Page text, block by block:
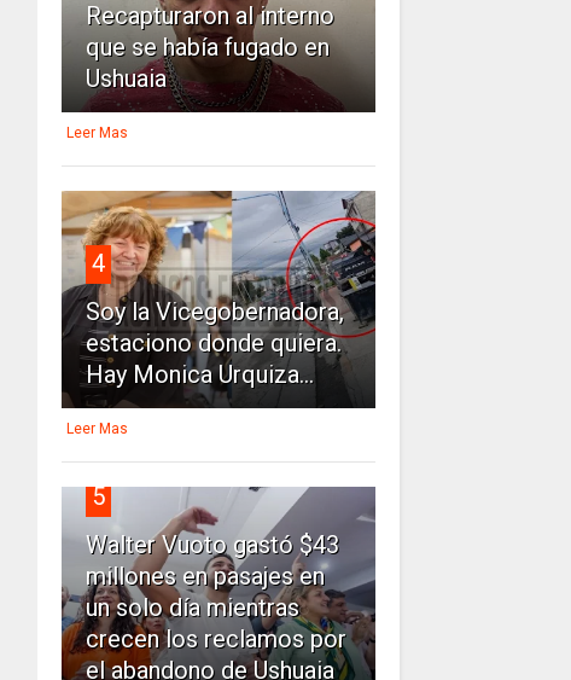
Recapturaron al interno
que se había fugado en
Ushuaia
Leer Mas
4
Soy la Vicegobernadora,
estaciono donde quiera.
Hay Monica Urquiza...
Leer Mas
5
Walter Vuoto gastó $43
millones en pasajes en
un solo día mientras
crecen los reclamos por
el abandono de Ushuaia